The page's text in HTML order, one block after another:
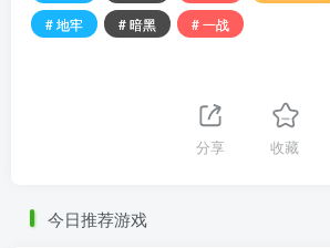
# 地牢
# 暗黑 # 一战
分享 收藏
今日推荐游戏